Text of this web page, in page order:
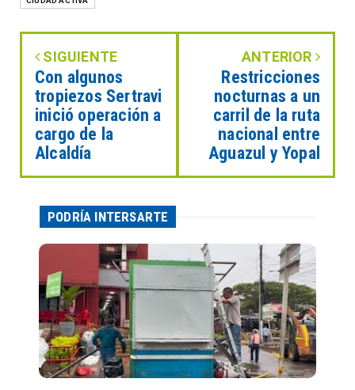
SIGUIENTE
Con algunos
tropiezos Sertravi
inició operación a
cargo de la
Alcaldía
ANTERIOR
Restricciones
nocturnas a un
carril de la ruta
nacional entre
Aguazul y Yopal
PODRÍA INTERSARTE